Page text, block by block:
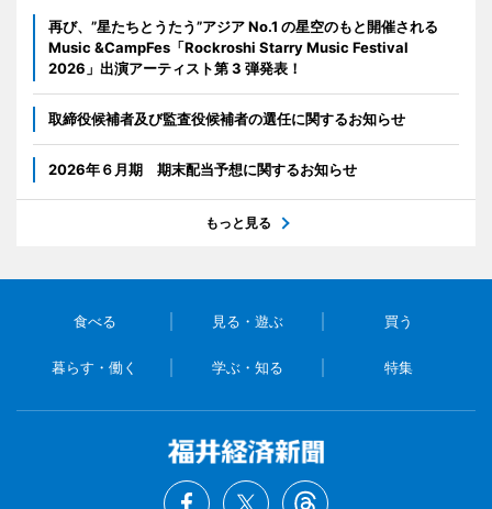
再び、”星たちとうたう”アジア No.1 の星空のもと開催される
Music &CampFes「Rockroshi Starry Music Festival
2026」出演アーティスト第 3 弾発表！
取締役候補者及び監査役候補者の選任に関するお知らせ
2026年６月期 期末配当予想に関するお知らせ
もっと見る
食べる 見る・遊ぶ 買う
暮らす・働く 学ぶ・知る 特集